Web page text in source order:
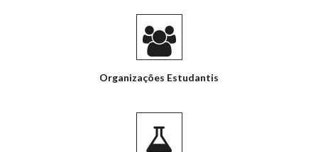
Organizações Estudantis